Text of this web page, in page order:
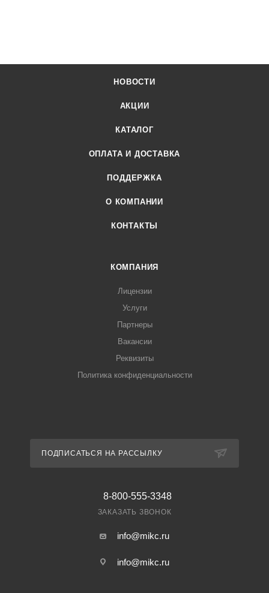
НОВОСТИ
АКЦИИ
КАТАЛОГ
ОПЛАТА И ДОСТАВКА
ПОДДЕРЖКА
О КОМПАНИИ
КОНТАКТЫ
КОМПАНИЯ
Лицензии
Услуги
Партнеры
Вакансии
Реквизиты
Политика конфиденциальности
ПОДПИСАТЬСЯ НА РАССЫЛКУ
8-800-555-3348
ЗАКАЗАТЬ ЗВОНОК
info@mikc.ru
info@mikc.ru